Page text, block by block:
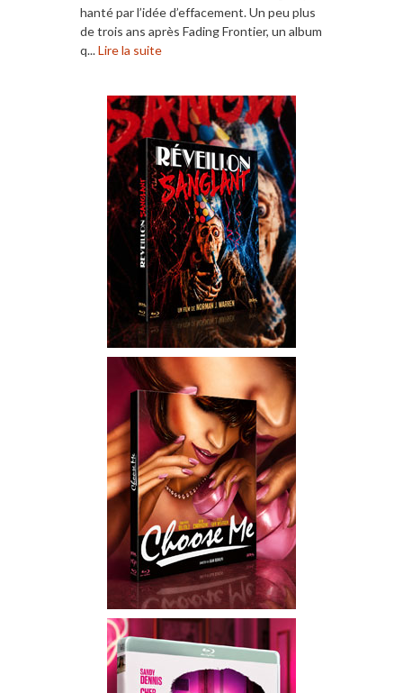
hanté par l’idée d’effacement. Un peu plus
de trois ans après Fading Frontier, un album
q...Lire la suite